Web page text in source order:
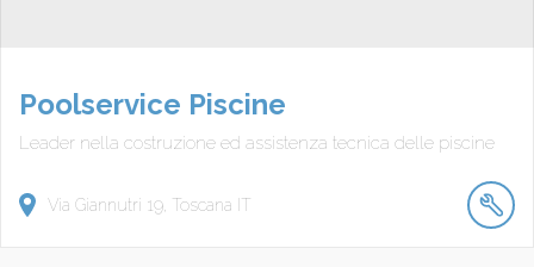
Poolservice Piscine
Leader nella costruzione ed assistenza tecnica delle piscine
Via Giannutri 19 Toscana IT